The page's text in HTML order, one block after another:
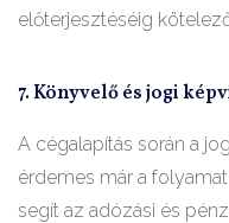
előterjesztéséig
7. Könyvelő és jogi
A cégalapítás során a
érdemes már a
segít az adózási és